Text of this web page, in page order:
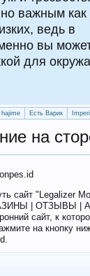
hajime Есть Варик
на
сайт "Legalizer
| ОТЗЫВЫ |
сайт, к
на кнопку